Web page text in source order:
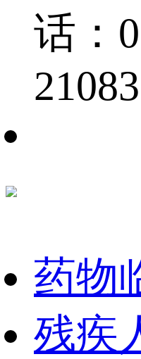
话：
药物
残疾